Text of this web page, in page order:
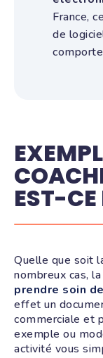
France,
de
EST-
Quelle que soit
nombreux cas,
prendre soin
effet un
commerciale et
exemple ou
activité vous